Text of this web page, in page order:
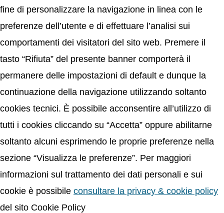
fine di personalizzare la navigazione in linea con le
preferenze dell’utente e di effettuare l’analisi sui
comportamenti dei visitatori del sito web. Premere il
tasto “Rifiuta” del presente banner comporterà il
permanere delle impostazioni di default e dunque la
continuazione della navigazione utilizzando soltanto
cookies tecnici. È possibile acconsentire all’utilizzo di
tutti i cookies cliccando su “Accetta” oppure abilitarne
soltanto alcuni esprimendo le proprie preferenze nella
sezione “Visualizza le preferenze”. Per maggiori
informazioni sul trattamento dei dati personali e sui
cookie è possibile consultare la privacy & cookie policy
del sito Cookie Policy